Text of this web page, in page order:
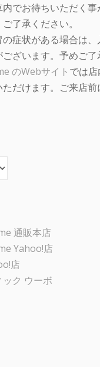
でお待ちいただく
了承ください。
症状がある場合は
ざいます。予めご了
のWebサイト では
だけます。ご来店
通販本店
Yahoo!店
店
ック ウーボ